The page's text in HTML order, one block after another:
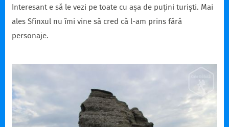
Interesant e să le vezi pe toate cu așa de puțini turiști. Mai
ales Sfinxul nu îmi vine să cred că l-am prins fără
personaje.